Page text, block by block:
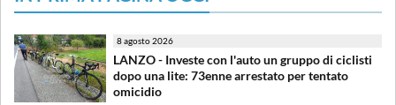
8 agosto 2026
LANZO - Investe con l'auto un gruppo di ciclisti
dopo una lite: 73enne arrestato per tentato
omicidio